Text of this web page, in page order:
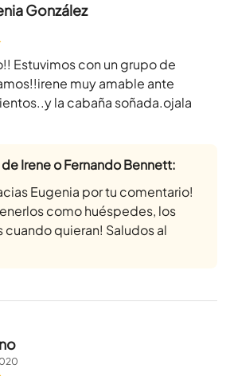
González
Estuvimos con un grupo de
muy amable ante
la cabaña soñada.ojala
Irene o Fernando Bennett:
Eugenia por tu comentario!
como huéspedes, los
cuando quieran! Saludos al